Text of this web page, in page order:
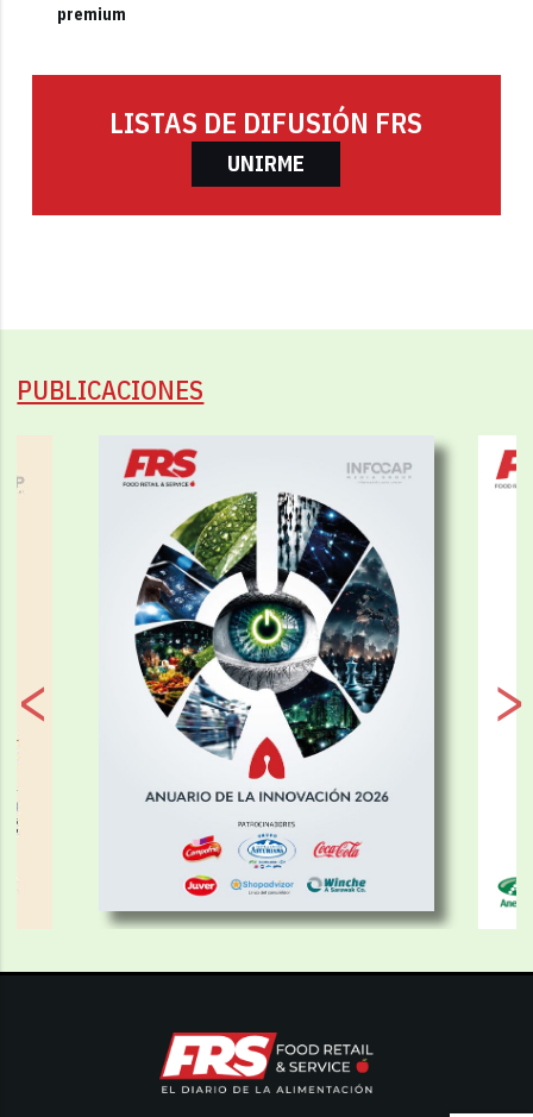
premium
LISTAS DE DIFUSIÓN FRS
UNIRME
PUBLICACIONES